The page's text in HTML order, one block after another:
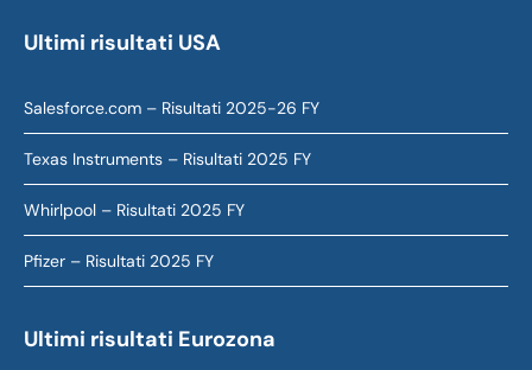
Ultimi risultati USA
Salesforce.com – Risultati 2025-26 FY
Texas Instruments – Risultati 2025 FY
Whirlpool – Risultati 2025 FY
Pfizer – Risultati 2025 FY
Ultimi risultati Eurozona